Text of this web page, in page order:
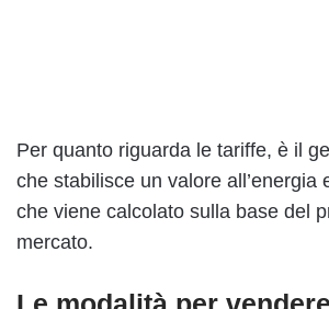
Per quanto riguarda le tariffe, è il
che stabilisce un valore all’energia
che viene calcolato sulla base del
mercato.